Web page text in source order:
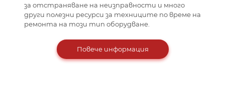
за отстраняване на неизправности и много
други полезни ресурси за техниците по време на
ремонта на този тип оборудване.
Повече информация